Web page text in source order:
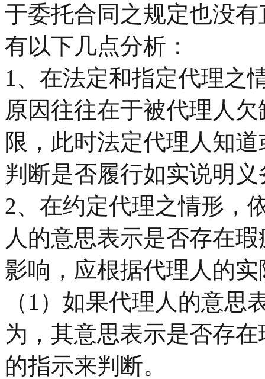
于委托合同之规定也没
有以下几点分析：
1、在法定和指定代理之
原因往往在于被代理人
限，此时法定代理人知
判断是否履行如实说明
2、在约定代理之情形，
人的意思表示是否存在
影响，应根据代理人的
（1）如果代理人的意
为，其意思表示是否存
的指示来判断。